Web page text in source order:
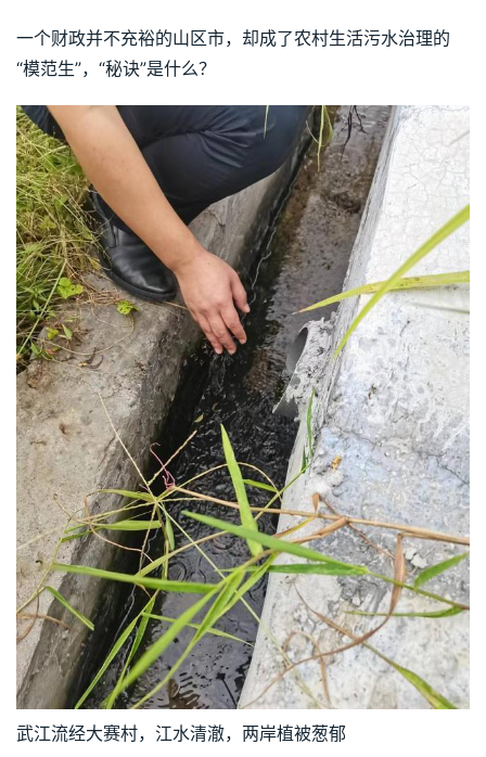
一个财政并不充裕的山区市，却成了农村生活污水治理的
“模范生”，“秘诀”是什么？
武江流经大赛村，江水清澈，两岸植被葱郁